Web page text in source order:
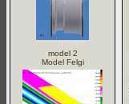
model 2
Model Felgi